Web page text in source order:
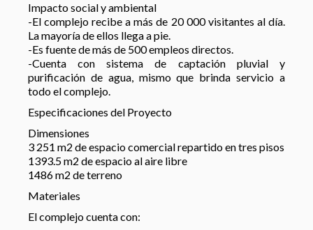
Impacto social y ambiental
-El complejo recibe a más de 20 000 visitantes al día.
La mayoría de ellos llega a pie.
-Es fuente de más de 500 empleos directos.
-Cuenta con sistema de captación pluvial y
purificación de agua, mismo que brinda servicio a
todo el complejo.
Especificaciones del Proyecto
Dimensiones
3 251 m2 de espacio comercial repartido en tres pisos
1393.5 m2 de espacio al aire libre
1486 m2 de terreno
Materiales
El complejo cuenta con: